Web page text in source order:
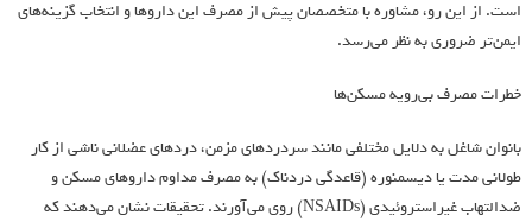
است. از این رو، مشاوره با متخصصان پیش از مصرف این داروها و انتخاب گزینه‌های
ایمن‌تر ضروری به نظر می‌رسد.
خطرات مصرف بی‌رویه مسکن‌ها
بانوان شاغل به دلایل مختلفی مانند سردردهای مزمن، دردهای عضلانی ناشی از کار
طولانی مدت یا دیسمنوره (قاعدگی دردناک) به مصرف مداوم داروهای مسکن و
ضدالتهاب غیراستروئیدی (NSAIDs) روی می‌آورند. تحقیقات نشان می‌دهند که